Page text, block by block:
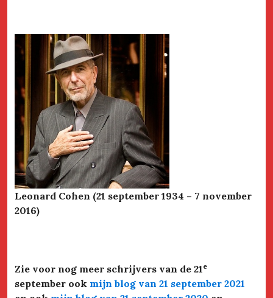
Leonard Cohen (21 september 1934 – 7 november
2016)
Zie voor nog meer schrijvers van de 21e
september ook mijn blog van 21 september 2021